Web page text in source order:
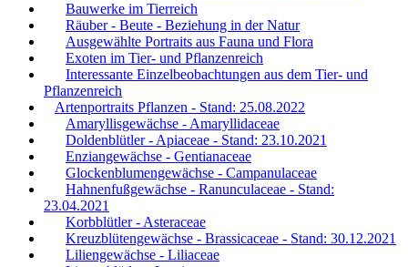
Bauwerke im Tierreich
Räuber - Beute - Beziehung in der Natur
Ausgewählte Portraits aus Fauna und Flora
Exoten im Tier- und Pflanzenreich
Interessante Einzelbeobachtungen aus dem Tier- und
Pflanzenreich
Artenportraits Pflanzen - Stand: 25.08.2022
Amaryllisgewächse - Amaryllidaceae
Doldenblütler - Apiaceae - Stand: 23.10.2021
Enziangewächse - Gentianaceae
Glockenblumengewächse - Campanulaceae
Hahnenfußgewächse - Ranunculaceae - Stand:
23.04.2021
Korbblütler - Asteraceae
Kreuzblütengewächse - Brassicaceae - Stand: 30.12.2021
Liliengewächse - Liliaceae